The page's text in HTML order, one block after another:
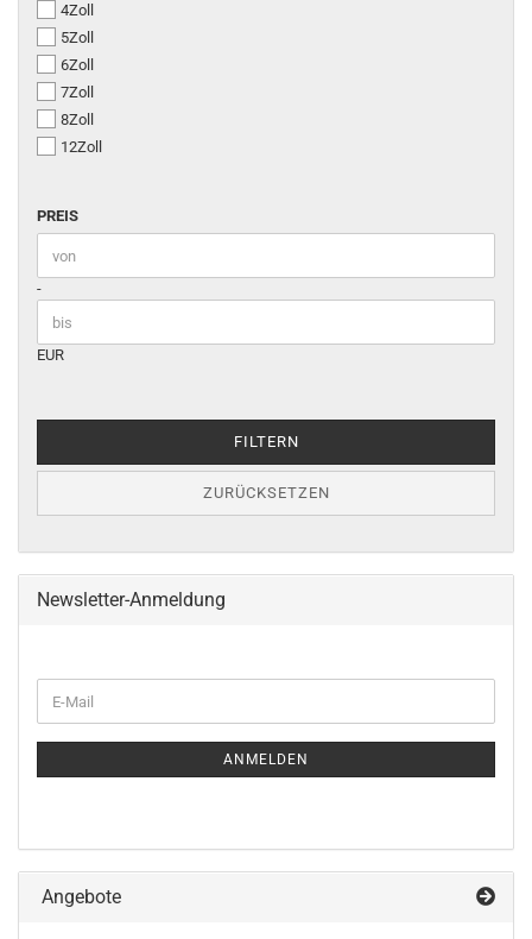
4Zoll
5Zoll
6Zoll
7Zoll
8Zoll
12Zoll
PREIS
PREIS
Preis bis
-
EUR
FILTERN
ZURÜCKSETZEN
Newsletter-Anmeldung
ZUR
E-
Mail
ANMELDEN
Angebote